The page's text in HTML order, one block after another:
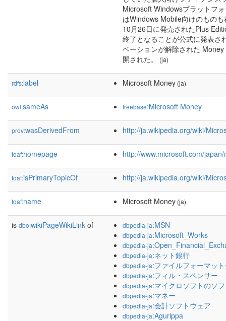
Microsoft Windowsプラットフ
はWindows Mobile向けのもの
10月26日に発売されたPlus
終了となることが公式に発表さ
ベーションが解除された
開された。
(ja)
rdfs:label Microsoft Money (ja)
owl:sameAs freebase:Microsoft Money
prov:wasDerivedFrom http://ja.wikipedia.org/wiki/
foaf:homepage http://www.microsoft.com/
foaf:isPrimaryTopicOf http://ja.wikipedia.org/wiki/
foaf:name Microsoft Money (ja)
is dbo:wikiPageWikiLink of dbpedia-ja:MSN
dbpedia-ja:Microsoft_Works
dbpedia-ja
dbpedia-ja:ネット銀行
dbpedia-ja:ファイルフォーマッ
dbpedia-ja:フィル・スペンサー
dbpedia-ja:マイクロソフトのソ
dbpedia-ja:マネー
dbpedia-ja:会計ソフトウェア
dbpedia-ja:Agurippa